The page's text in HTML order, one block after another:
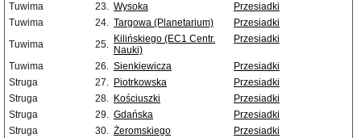
Tuwima 23. Wysoka
Przesiadki
Tuwima
24. Targowa (Planetarium)
Przesiadki
Tuwima
25. Kilińskiego (EC1 Centr.
Nauki)
Przesiadki
Tuwima 26. Sienkiewicza
Przesiadki
Struga
27. Piotrkowska
Przesiadki
Struga
28. Kościuszki
Przesiadki
Struga
29. Gdańska
Przesiadki
Struga
30. Żeromskiego
Przesiadki